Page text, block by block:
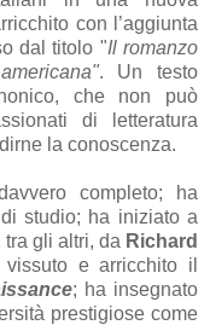
con l’aggiunta
dal titolo "Il romanzo
. Un testo
che non può
di letteratura
la conoscenza.
completo; ha
studio; ha iniziato a
gli altri, da Richard
e arricchito il
; ha insegnato
prestigiose come